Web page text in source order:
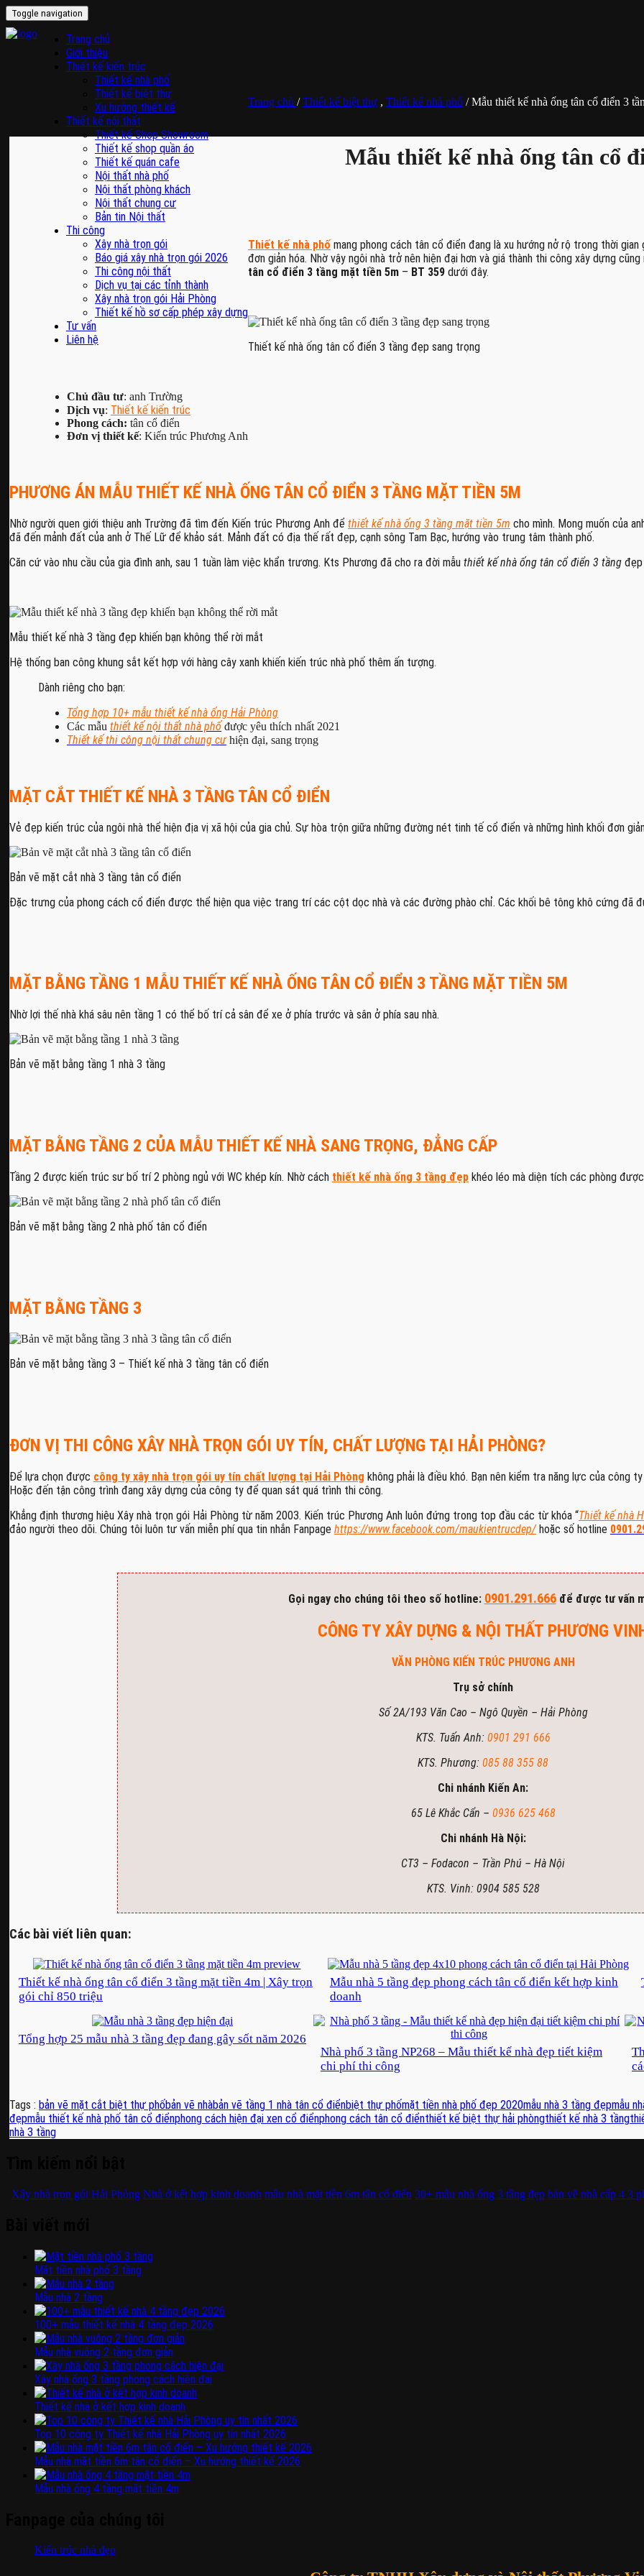
Toggle navigation
Trang chủ
Giới thiệu
Thiết kế kiến trúc
Thiết kế nhà phố
Thiết kế biệt thự
Xu hướng thiết kế
Thiết kế nội thất
Thiết kế Shop Showroom
Thiết kế shop quần áo
Thiết kế quán cafe
Nội thất nhà phố
Nội thất phòng khách
Nội thất chung cư
Bản tin Nội thất
Thi công
Xây nhà trọn gói
Báo giá xây nhà trọn gói 2026
Thi công nội thất
Dịch vụ tại các tỉnh thành
Xây nhà trọn gói Hải Phòng
Thiết kế hồ sơ cấp phép xây dựng
Tư vấn
Liên hệ
Trang chủ /Thiết kế biệt thự , Thiết kế nhà phố / Mẫu thiết kế nhà ống tân cổ điển 3
Mẫu thiết kế nhà ống tân cổ
Thiết kế nhà phố mang phong cách tân cổ điển đang là xu hướng nở rộ trong thời
đơn giản hóa. Nhờ vậy ngôi nhà trở nên hiện đại hơn và giá thành thi công xây dựng
tân cổ điển 3 tầng mặt tiền 5m – BT 359 dưới đây.
Thiết kế nhà ống tân cổ điển 3 tầng đẹp sang trọng
Chủ đầu tư: anh Trường
Dịch vụ: Thiết kế kiến trúc
Phong cách: tân cổ điển
Đơn vị thiết kế: Kiến trúc Phương Anh
PHƯƠNG ÁN MẪU THIẾT KẾ NHÀ ỐNG TÂN CỔ ĐIỂN 3 TẦNG MẶT TIỀN 5M
Nhờ người quen giới thiệu anh Trường đã tìm đến Kiến trúc Phương Anh để thiết kế nhà ống 3 tầng mặt tiền 5m cho mình. Mong muốn của
đã đến mảnh đất của anh ở Thế Lữ để khảo sát. Mảnh đất có địa thế rất đẹp, cạnh sông Tam Bạc, hướng vào trung tâm thành phố.
Căn cứ vào nhu cầu của gia đình anh, sau 1 tuần làm việc khẩn trương. Kts Phương đã cho ra đời mẫu thiết kế nhà ống tân cổ điển 3 tầng
Mẫu thiết kế nhà 3 tầng đẹp khiến bạn không thể rời mắt
Hệ thống ban công khung sắt kết hợp với hàng cây xanh khiến kiến trúc nhà phố thêm ấn tượng.
Dành riêng cho bạn:
Tổng hợp 10+ mẫu thiết kế nhà ống Hải Phòng
Các mẫu thiết kế nội thất nhà phố được yêu thích nhất 2021
Thiết kế thi công nội thất chung cưhiện đại, sang trọng
MẶT CẮT THIẾT KẾ NHÀ 3 TẦNG TÂN CỔ ĐIỂN
Vẻ đẹp kiến trúc của ngôi nhà thể hiện địa vị xã hội của gia chủ. Sự hòa trộn giữa những đường nét tinh tế cổ điển và những hình khối đơn
Bản vẽ mặt cắt nhà 3 tầng tân cổ điển
Đặc trưng của phong cách cổ điển được thể hiện qua việc trang trí các cột dọc nhà và các đường phào chỉ. Các khối bê tông khô cứng đã
MẶT BẰNG TẦNG 1 MẪU THIẾT KẾ NHÀ ỐNG TÂN CỔ ĐIỂN 3 TẦNG MẶT TIỀN 5M
Nhờ lợi thế nhà khá sâu nên tầng 1 có thể bố trí cả sân để xe ở phía trước và sân ở phía sau nhà.
Bản vẽ mặt bằng tầng 1 nhà 3 tầng
MẶT BẰNG TẦNG 2 CỦA MẪU THIẾT KẾ NHÀ SANG TRỌNG, ĐẲNG CẤP
Tầng 2 được kiến trúc sư bố trí 2 phòng ngủ với WC khép kín. Nhờ cách thiết kế nhà ống 3 tầng đẹp khéo léo mà diện tích các phòng
Bản vẽ mặt bằng tầng 2 nhà phố tân cổ điển
MẶT BẰNG TẦNG 3
Bản vẽ mặt bằng tầng 3 – Thiết kế nhà 3 tầng tân cổ điển
ĐƠN VỊ THI CÔNG XÂY NHÀ TRỌN GÓI UY TÍN, CHẤT LƯỢNG TẠI HẢI PHÒNG?
Để lựa chọn được công ty xây nhà trọn gói uy tín chất lượng tại Hải Phòng không phải là điều khó. Bạn nên kiểm tra năng lực của công
Hoặc đến tận công trình đang xây dựng của công ty để quan sát quá trình thi công.
Khẳng định thương hiệu Xây nhà trọn gói Hải Phòng từ năm 2003. Kiến trúc Phương Anh luôn đứng trong top đầu các từ khóa “Thiết kế nhà
đảo người theo dõi. Chúng tôi luôn tư vấn miễn phí qua tin nhắn Fanpage https://www.facebook.com/maukientrucdep/hoặc số hotline
Gọi ngay cho chúng tôi theo số hotline: 0901.291.666để được tư vấn
CÔNG TY XÂY DỰNG & NỘI THẤT PHƯƠNG
VĂN PHÒNG KIẾN TRÚC PHƯƠNG ANH
Trụ sở chính
Số 2A/193 Văn Cao – Ngô Quyền – Hải Phòng
KTS. Tuấn Anh: 0901 291 666
KTS. Phương: 085 88 355 88
Chi nhánh Kiến An:
65 Lê Khắc Cẩn – 0936 625 468
Chi nhánh Hà Nội:
CT3 – Fodacon – Trần Phú – Hà Nội
KTS. Vinh: 0904 585 528
Các bài viết liên quan:
Thiết kế nhà ống tân cổ điển 3 tầng mặt tiền 4m | Xây trọn
gói chỉ 850 triệu
Mẫu nhà 5 tầng đẹp phong cách tân cổ điển kết hợp kinh
doanh
Tổng hợp 25 mẫu nhà 3 tầng đẹp đang gây sốt năm 2026
Nhà phố 3 tầng NP268 – Mẫu thiết kế nhà đẹp tiết kiệm
chi phí thi công
Tags : bản vẽ mặt cắt biệt thự phốbản vẽ nhàbản vẽ tầng 1 nhà tân cổ điểnbiệt thự phốmặt tiền nhà phố đẹp 2020mẫu nhà 3 tầng đẹpmẫu
đẹpmẫu thiết kế nhà phố tân cổ điểnphong cách hiện đại xen cổ điểnphong cách tân cổ điểnthiết kế biệt thự hải phòngthiết kế nhà 3 tầng
nhà 3 tầng
Xây nhà trọn gói Hải Phòng Nhà ở kết hợp kinh doanh mẫu nhà mặt tiền 6m tân cổ điển 30+ mẫu nhà ống 3 tầng đẹp bản vẽ nhà cấp 4 3
Mặt tiền nhà phố 3 tầng
Mẫu nhà 2 tầng
100+ mẫu thiết kế nhà 4 tầng đẹp 2026
Mẫu nhà vuông 2 tầng đơn giản
Xây nhà ống 3 tầng phong cách hiện đại
Thiết kế nhà ở kết hợp kinh doanh
Top 10 công ty Thiết kế nhà Hải Phòng uy tín nhất 2026
Mẫu nhà mặt tiền 6m tân cổ điển – Xu hướng thiết kế 2026
Mẫu nhà ống 4 tầng mặt tiền 4m
Kiến trúc nhà đẹp